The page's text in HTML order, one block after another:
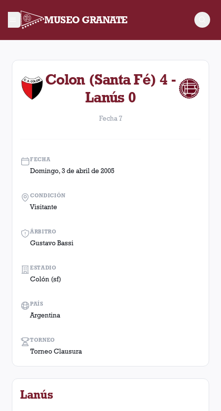
MUSEO GRANATE
Fecha 7. Partido entre Lanús y Colon (Santa Fé) disputado
Colon (Santa Fé) 4 -
Lanús 0
Fecha 7
FECHA
Domingo, 3 de abril de 2005
ÁRBITRO
Gustavo Bassi
TORNEO
Torneo Clausura
CONDICIÓN
Visitante
ESTADIO
Colón (sf)
PAÍS
Argentina
Lanús